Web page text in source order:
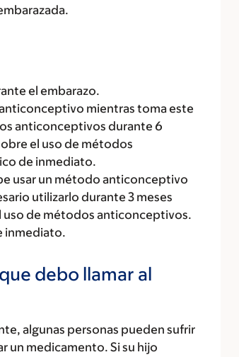
el embarazo.
mientras toma este
anticonceptivos durante 6
el uso de métodos
de inmediato.
usar un método anticonceptivo
utilizarlo durante 3 meses
uso de métodos anticonceptivos.
inmediato.
debo llamar al
algunas personas pueden sufrir
un medicamento. Si su hijo